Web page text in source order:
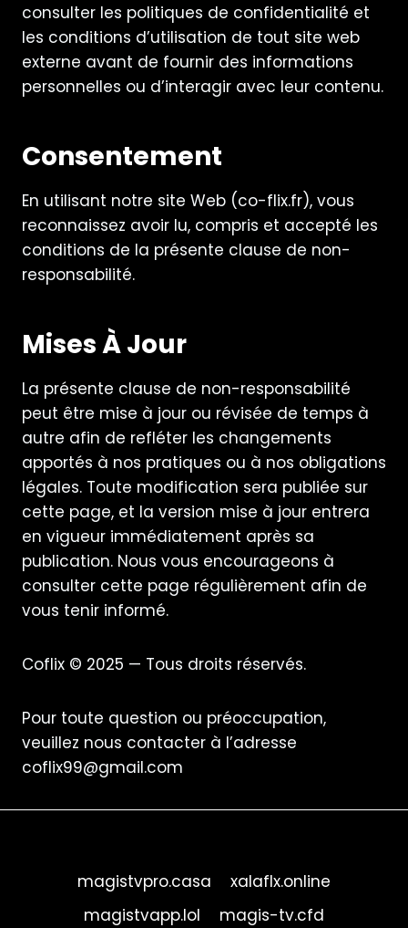
consulter les politiques de confidentialité et
les conditions d’utilisation de tout site web
externe avant de fournir des informations
personnelles ou d’interagir avec leur contenu.
Consentement
En utilisant notre site Web (co-flix.fr), vous
reconnaissez avoir lu, compris et accepté les
conditions de la présente clause de non-
responsabilité.
Mises À Jour
La présente clause de non-responsabilité
peut être mise à jour ou révisée de temps à
autre afin de refléter les changements
apportés à nos pratiques ou à nos obligations
légales. Toute modification sera publiée sur
cette page, et la version mise à jour entrera
en vigueur immédiatement après sa
publication. Nous vous encourageons à
consulter cette page régulièrement afin de
vous tenir informé.
Coflix © 2025 — Tous droits réservés.
Pour toute question ou préoccupation,
veuillez nous contacter à l’adresse
coflix99@gmail.com
magistvpro.casa
xalaflx.online
magistvapp.lol
magis-tv.cfd